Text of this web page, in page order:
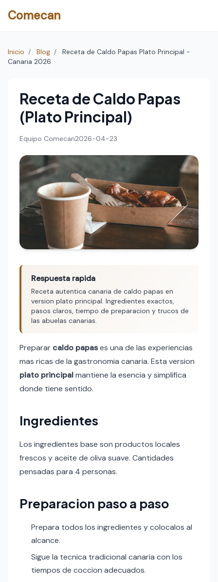
Comecan
Inicio / Blog /
Receta de Caldo Papas Plato Principal -
Canaria 2026
Receta de Caldo Papas
(Plato Principal)
Equipo Comecan2026-04-23
Respuesta rapida
Receta autentica canaria de caldo papas en
version plato principal. Ingredientes exactos,
pasos claros, tiempo de preparacion y trucos de
las abuelas canarias.
Preparar caldo papases una de las experiencias
mas ricas de la gastronomia canaria. Esta version
plato principalmantiene la esencia y simplifica
donde tiene sentido.
Ingredientes
Los ingredientes base son productos locales
frescos y aceite de oliva suave. Cantidades
pensadas para 4 personas.
Preparacion paso a paso
Prepara todos los ingredientes y colocalos al
alcance.
Sigue la tecnica tradicional canaria con los
tiempos de coccion adecuados.